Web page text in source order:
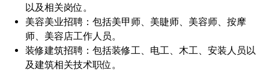
以及相关岗位。
美容美业招聘： 包括美甲师、美睫师、美容师、按摩
师、美容店工作人员。
装修建筑招聘： 包括装修工、电工、木工、安装人员以
及建筑相关技术职位。